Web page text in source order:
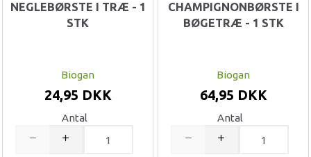
NEGLEBØRSTE I TRÆ - 1
STK
Biogan
24,95 DKK
Antal
CHAMPIGNONBØRSTE I
BØGETRÆ - 1 STK
Biogan
64,95 DKK
Antal